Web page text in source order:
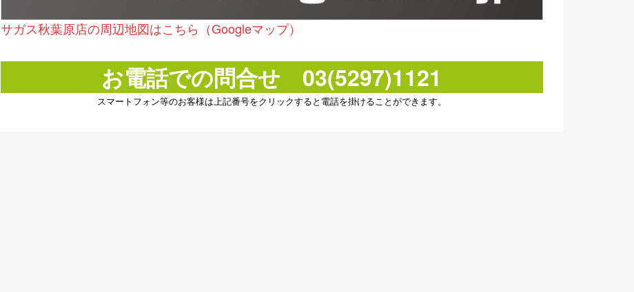
サガス秋葉原店の周辺地図はこちら（Googleマップ）
お電話での問合せ 03(5297)1121
スマートフォン等のお客様は上記番号をクリックすると電話を掛けることができます。